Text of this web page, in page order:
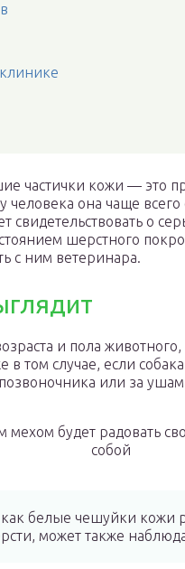
частички кожи — это
она чаще всего
свидетельствовать о
шерстного
с ним ветеринара.
и пола
том случае, если
или за
будет радовать
собой
как белые чешуйки кожи
может также